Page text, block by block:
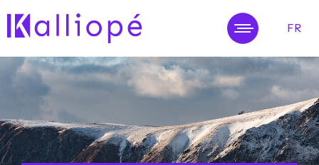
FR